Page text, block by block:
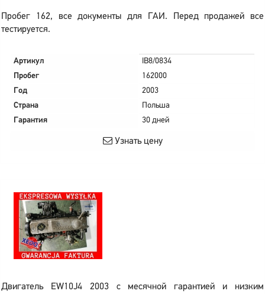
Пробег 162, все документы для ГАИ. Перед продажей все
тестируется.
Артикул
IB8/0834
Пробег
162000
Год
2003
Страна
Польша
Гарантия
30 дней
Узнать цену
Двигатель EW10J4 2003 с месячной гарантией и низким